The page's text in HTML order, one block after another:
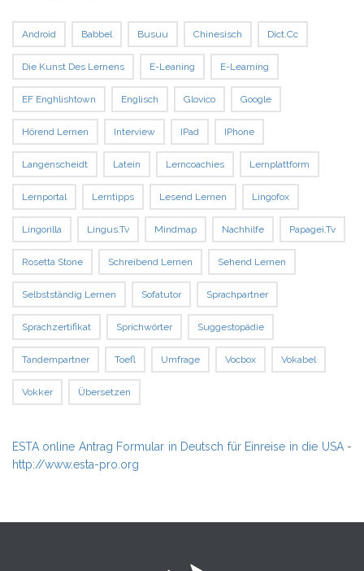
Android Babbel Busuu Chinesisch Dict.cc
Die Kunst Des Lernens E-Leaning E-Learning
EF Enghlishtown Englisch Glovico Google
Hörend Lernen Interview IPad IPhone
Langenscheidt Latein Lerncoachies Lernplattform
Lernportal Lerntipps Lesend Lernen Lingofox
Lingorilla Lingus.tv Mindmap Nachhilfe Papagei.tv
Rosetta Stone Schreibend Lernen Sehend Lernen
Selbstständig Lernen Sofatutor Sprachpartner
Sprachzertifikat Sprichwörter Suggestopädie
Tandempartner Toefl Umfrage Vocbox Vokabel
Vokker Übersetzen
ESTA online Antrag Formular in Deutsch für Einreise in die USA-
http://www.esta-pro.org